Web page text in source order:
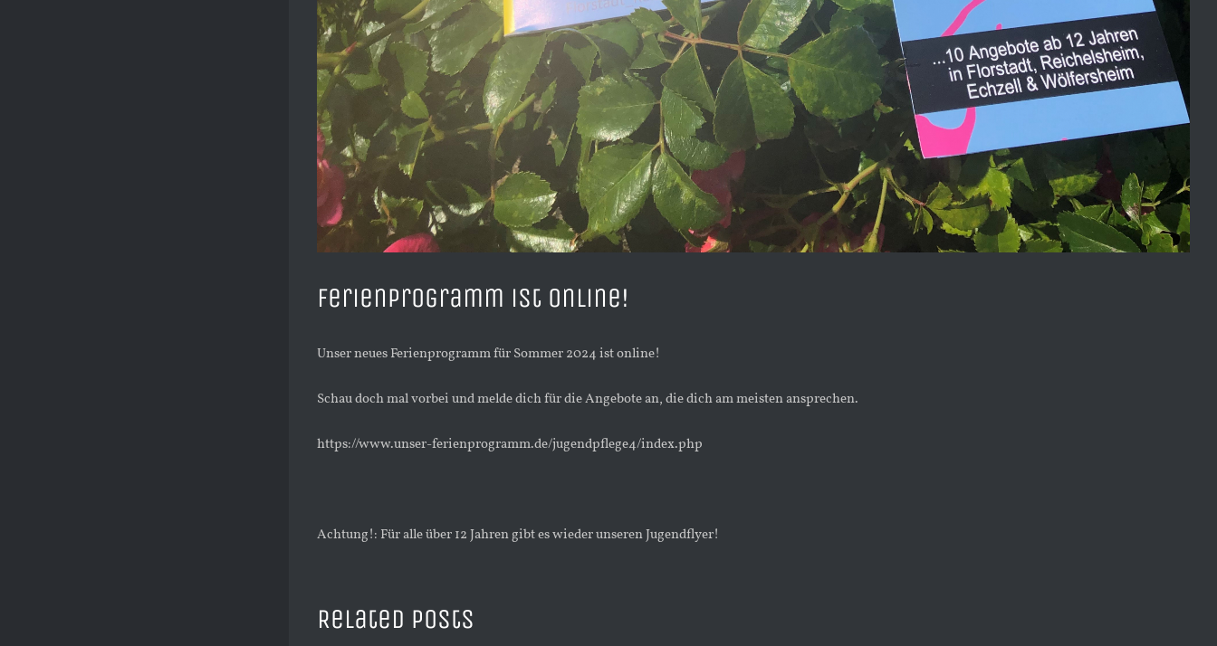
Ferienprogramm ist online!
Unser neues Ferienprogramm für Sommer 2024 ist online!
Schau doch mal vorbei und melde dich für die Angebote an, die dich am meisten ansprechen.
https://www.unser-ferienprogramm.de/jugendpflege4/index.php
Achtung!: Für alle über 12 Jahren gibt es wieder unseren Jugendflyer!
Related Posts